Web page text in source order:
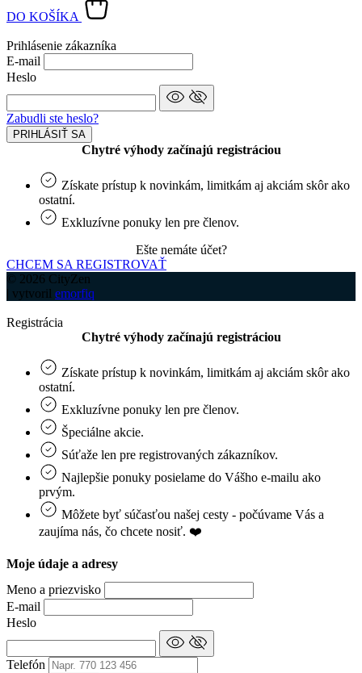
DO KOŠÍKA
Prihlásenie zákazníka
E-mail
Heslo
Zabudli ste heslo?
PRIHLÁSIŤ SA
Chytré výhody začínajú registráciou
Získate prístup k novinkám, limitkám aj akciám skôr ako
ostatní.
Exkluzívne ponuky len pre členov.
Ešte nemáte účet?
CHCEM SA REGISTROVAŤ
© 2026 CityZen
| vytvoril emorfiq
Registrácia
Chytré výhody začínajú registráciou
Získate prístup k novinkám, limitkám aj akciám skôr ako
ostatní.
Exkluzívne ponuky len pre členov.
Špeciálne akcie.
Súťaže len pre registrovaných zákazníkov.
Najlepšie ponuky posielame do Vášho e-mailu ako
prvým.
Môžete byť súčasťou našej cesty - počúvame Vás a
zaujíma nás, čo chcete nosiť. ❤️
Moje údaje a adresy
Meno a priezvisko
E-mail
Heslo
Telefón